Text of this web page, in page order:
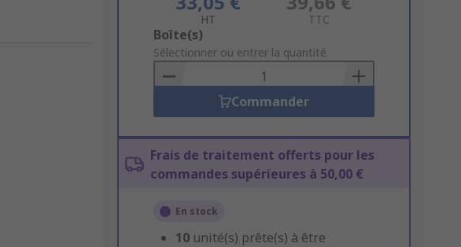
HT TTC
Add
to
Basket
Boîte(s)
Sélectionner ou entrer la quantité
Commander
Frais de traitement offerts pour les
commandes supérieures à 50,00 €
En stock
10 unité(s) prête(s) à être